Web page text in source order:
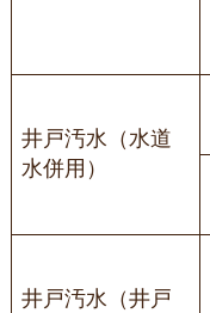
井戸汚水（水道
水併用）
井戸汚水（井戸